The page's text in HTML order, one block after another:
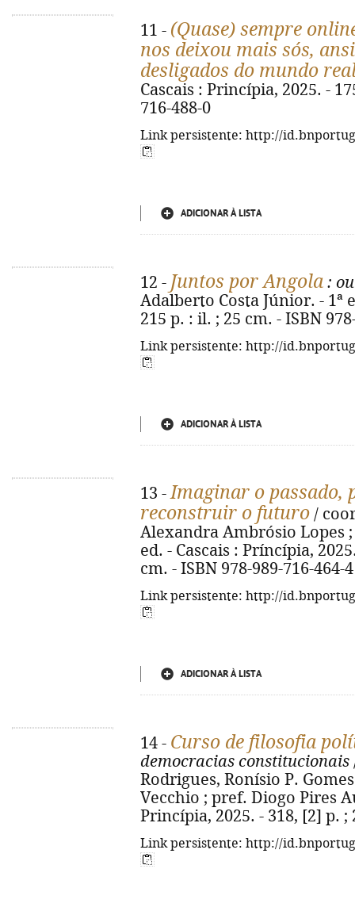
11 - (Quase) sempre
nos deixou mais sós,
desligados do mundo
Cascais : Princípia, 2025. -
716-488-0
Link persistente: http://
ADICIONAR À LISTA
12 - Juntos por Angola :
Adalberto Costa Júnior. - 1ª
215 p. : il. ; 25 cm. - ISBN
Link persistente: http://
ADICIONAR À LISTA
13 -Imaginar o passado,
reconstruir o futuro /
Alexandra Ambrósio Lopes
ed. - Cascais : Príncípia,
cm. - ISBN 978-989-716-464-4
Link persistente: http://
ADICIONAR À LISTA
14 - Curso de filosofia
democracias constitucionais
Rodrigues, Ronísio P.
Vecchio ; pref. Diogo Pires
Princípia, 2025. - 318, [2] p. ;
Link persistente: http://